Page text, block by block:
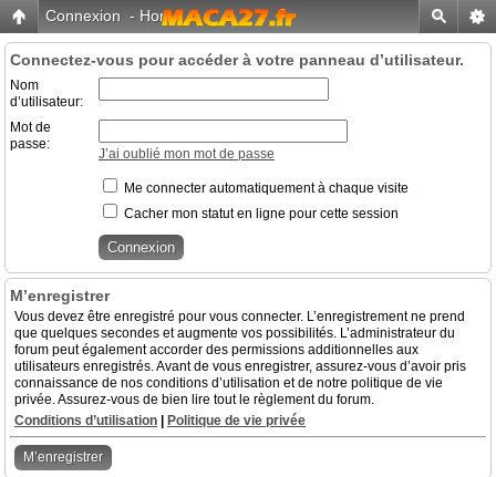
Connexion - Home
Connectez-vous pour accéder à votre panneau d’utilisateur.
Nom
d’utilisateur:
Mot de
passe:
J’ai oublié mon mot de passe
Me connecter automatiquement à chaque visite
Cacher mon statut en ligne pour cette session
M’enregistrer
Vous devez être enregistré pour vous connecter. L’enregistrement ne prend
que quelques secondes et augmente vos possibilités. L’administrateur du
forum peut également accorder des permissions additionnelles aux
utilisateurs enregistrés. Avant de vous enregistrer, assurez-vous d’avoir pris
connaissance de nos conditions d’utilisation et de notre politique de vie
privée. Assurez-vous de bien lire tout le règlement du forum.
Conditions d’utilisation
Politique de vie privée
M’enregistrer